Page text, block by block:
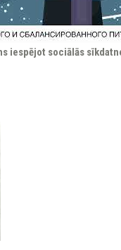
iespējot sociālās